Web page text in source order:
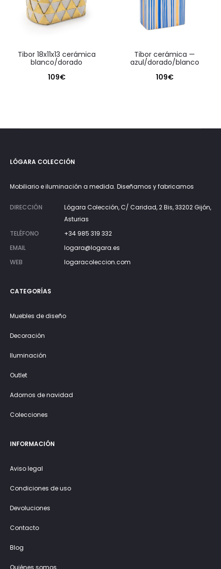
tibor 18x11x13 cerámica
blanco/dorado
109€
tibor cerámica —
azul/dorado/blanco
109€
LÓGARA COLECCIÓN
Mobiliario e iluminación a medida. Diseñamos y fabricamos
DIRECCIÓN
Lógara Colección, C/ Caridad, 2 Bis, 33202 Gijón,
Asturias
TELÉFONO
+34 985 319 332
EMAIL
logara@logara.es
WEB
logaracoleccion.com
CATEGORÍAS
Muebles de diseño
Decoración
Iluminación
Outlet
Adornos de navidad
Colecciones
INFORMACIÓN
Aviso legal
Condiciones de uso
Devoluciones
Contacto
Blog
Quiénes somos